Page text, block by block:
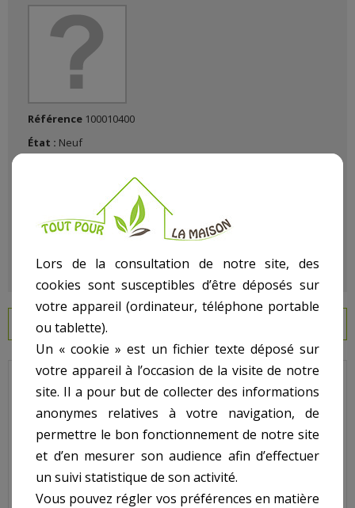
Référence 100010400
État : Neuf
EN SAVOIR PLUS
Bride de skimmer OLYMPIC
l Extérieur : 200 mm
l Intérieur : 134 mm
L Extérieur : 208 mm
L Intérieur : 147 mm
Lors de la consultation de notre site, des
cookies sont susceptibles d’être déposés sur
votre appareil (ordinateur, téléphone portable
ou tablette).
Un « cookie » est un fichier texte déposé sur
votre appareil à l’occasion de la visite de notre
site. Il a pour but de collecter des informations
anonymes relatives à votre navigation, de
permettre le bon fonctionnement de notre site
et d’en mesurer son audience afin d’effectuer
un suivi statistique de son activité.
Vous pouvez régler vos préférences en matière